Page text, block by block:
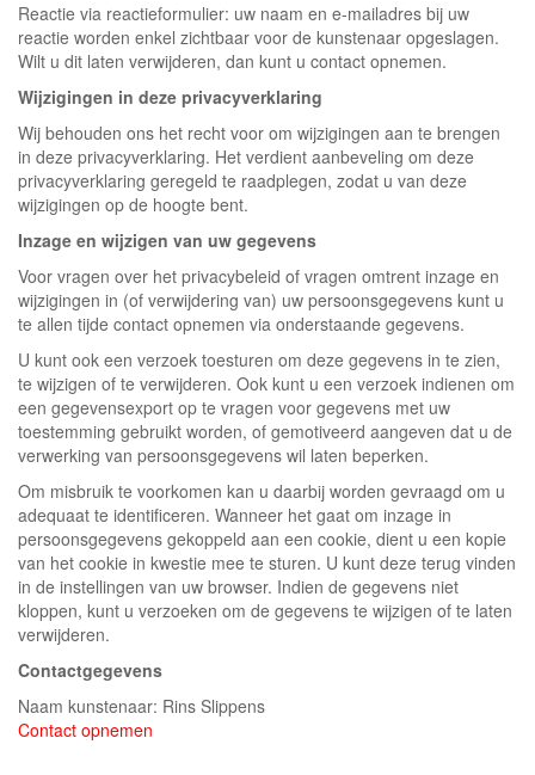
Reactie via reactieformulier: uw naam en e-mailadres bij uw
reactie worden enkel zichtbaar voor de kunstenaar opgeslagen.
Wilt u dit laten verwijderen, dan kunt u contact opnemen.
Wijzigingen in deze privacyverklaring
Wij behouden ons het recht voor om wijzigingen aan te brengen
in deze privacyverklaring. Het verdient aanbeveling om deze
privacyverklaring geregeld te raadplegen, zodat u van deze
wijzigingen op de hoogte bent.
Inzage en wijzigen van uw gegevens
Voor vragen over het privacybeleid of vragen omtrent inzage en
wijzigingen in (of verwijdering van) uw persoonsgegevens kunt u
te allen tijde contact opnemen via onderstaande gegevens.
U kunt ook een verzoek toesturen om deze gegevens in te zien,
te wijzigen of te verwijderen. Ook kunt u een verzoek indienen om
een gegevensexport op te vragen voor gegevens met uw
toestemming gebruikt worden, of gemotiveerd aangeven dat u de
verwerking van persoonsgegevens wil laten beperken.
Om misbruik te voorkomen kan u daarbij worden gevraagd om u
adequaat te identificeren. Wanneer het gaat om inzage in
persoonsgegevens gekoppeld aan een cookie, dient u een kopie
van het cookie in kwestie mee te sturen. U kunt deze terug vinden
in de instellingen van uw browser. Indien de gegevens niet
kloppen, kunt u verzoeken om de gegevens te wijzigen of te laten
verwijderen.
Contactgegevens
Naam kunstenaar: Rins Slippens
Contact opnemen